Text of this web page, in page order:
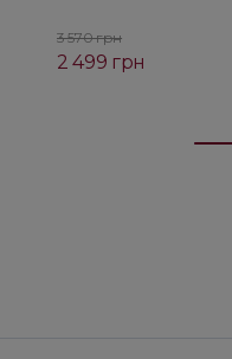
3 570 грн
2 499 грн